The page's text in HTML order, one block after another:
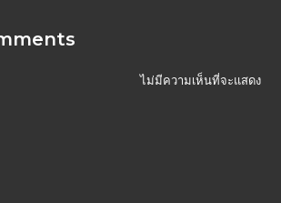
ไม่มีความเห็นที่จะแสดง